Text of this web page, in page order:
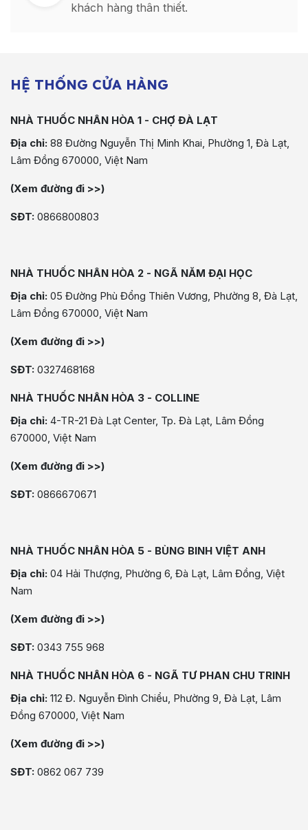
khách hàng thân thiết.
HỆ THỐNG CỬA HÀNG
NHÀ THUỐC NHÂN HÒA 1 - CHỢ ĐÀ LẠT
Địa chỉ: 88 Đường Nguyễn Thị Minh Khai, Phường 1, Đà Lạt,
Lâm Đồng 670000, Việt Nam
(Xem đường đi >>)
SĐT: 0866800803
NHÀ THUỐC NHÂN HÒA 2 - NGÃ NĂM ĐẠI HỌC
Địa chỉ: 05 Đường Phù Đổng Thiên Vương, Phường 8, Đà Lạt,
Lâm Đồng 670000, Việt Nam
(Xem đường đi >>)
SĐT: 0327468168
NHÀ THUỐC NHÂN HÒA 3 - COLLINE
Địa chỉ: 4-TR-21 Đà Lạt Center, Tp. Đà Lạt, Lâm Đồng
670000, Việt Nam
(Xem đường đi >>)
SĐT: 0866670671
NHÀ THUỐC NHÂN HÒA 5 - BÙNG BINH VIỆT ANH
Địa chỉ: 04 Hải Thượng, Phường 6, Đà Lạt, Lâm Đồng, Việt
Nam
(Xem đường đi >>)
SĐT: 0343 755 968
NHÀ THUỐC NHÂN HÒA 6 - NGÃ TƯ PHAN CHU TRINH
Địa chỉ: 112 Đ. Nguyễn Đình Chiểu, Phường 9, Đà Lạt, Lâm
Đồng 670000, Việt Nam
(Xem đường đi >>)
SĐT: 0862 067 739